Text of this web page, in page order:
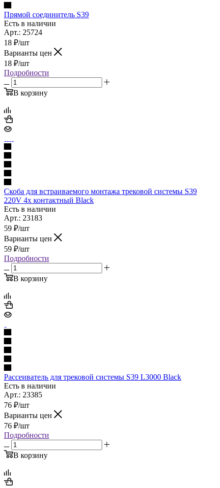
Прямой соединитель S39
Есть в наличии
Арт.: 25724
18 ₽/шт
Варианты цен
18 ₽/шт
Подробности
В корзину
Скоба для встраиваемого монтажа трековой системы S39
220V 4x контактный Black
Есть в наличии
Арт.: 23183
59 ₽/шт
Варианты цен
59 ₽/шт
Подробности
В корзину
Рассеиватель для трековой системы S39 L3000 Black
Есть в наличии
Арт.: 23385
76 ₽/шт
Варианты цен
76 ₽/шт
Подробности
В корзину